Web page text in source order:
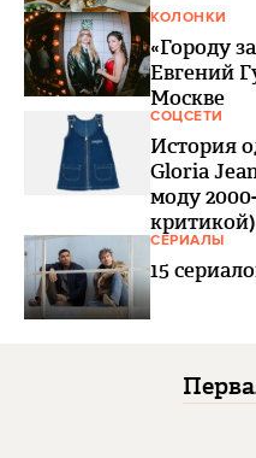
КОЛОНКИ
«Городу
Евгений
Москве
СОЦСЕТИ
История
Gloria
моду
критикой)
СЕРИАЛЫ
15